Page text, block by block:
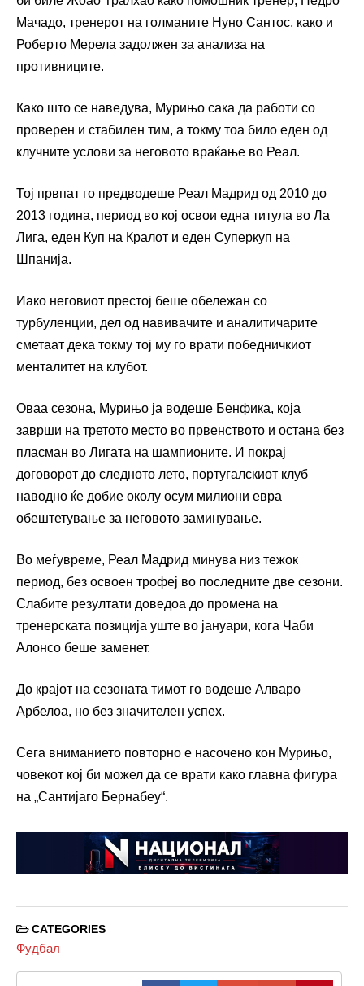
Мачадо, тренерот на голманите Нуно Сантос, како и
Роберто Мерела задолжен за анализа на
противниците.
Како што се наведува, Мурињо сака да работи со
проверен и стабилен тим, а токму тоа било еден од
клучните услови за неговото враќање во Реал.
Тој првпат го предводеше Реал Мадрид од 2010 до
2013 година, период во кој освои една титула во Ла
Лига, еден Куп на Кралот и еден Суперкуп на
Шпанија.
Иако неговиот престој беше обележан со
турбуленции, дел од навивачите и аналитичарите
сметаат дека токму тој му го врати победничкиот
менталитет на клубот.
Оваа сезона, Мурињо ја водеше Бенфика, која
заврши на третото место во првенството и остана без
пласман во Лигата на шампионите. И покрај
договорот до следното лето, португалскиот клуб
наводно ќе добие околу осум милиони евра
обештетување за неговото заминување.
Во меѓувреме, Реал Мадрид минува низ тежок
период, без освоен трофеј во последните две сезони.
Слабите резултати доведоа до промена на
тренерската позиција уште во јануари, кога Чаби
Алонсо беше заменет.
До крајот на сезоната тимот го водеше Алваро
Арбелоа, но без значителен успех.
Сега вниманието повторно е насочено кон Мурињо,
човекот кој би можел да се врати како главна фигура
на „Сантијаго Бернабеу“.
CATEGORIES
Фудбал